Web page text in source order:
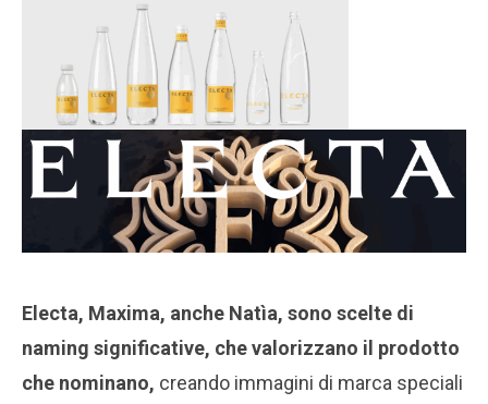
Electa, Maxima, anche Natìa, sono scelte di
naming significative, che valorizzano il prodotto
che nominano, creando immagini di marca speciali